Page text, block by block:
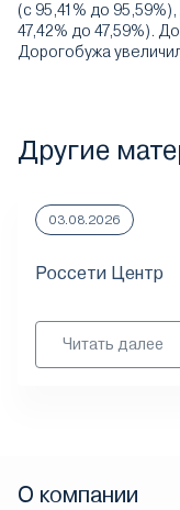
(с 95,41% до 95,59%),
47,42% до 47,59%).
Дорогобужа
Другие
03.08.2026
Россети Центр
Читать далее
О компании